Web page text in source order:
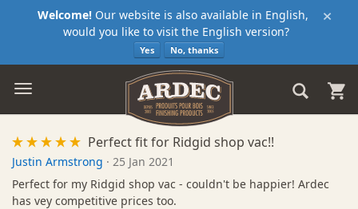
×
Welcome! Our website is also available in English,
would you like to visit the English version?
Yes No, thanks
Perfect fit for Ridgid shop vac!!
Justin Armstrong · 25 Jan 2021
Perfect for my Ridgid shop vac - couldn't be happier! Ardec
has vey competitive prices too.